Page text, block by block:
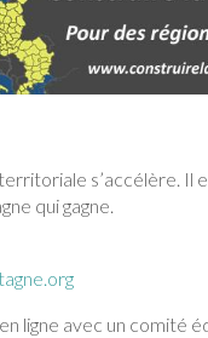
s’accélère.
qui gagne.
ligne avec un comité